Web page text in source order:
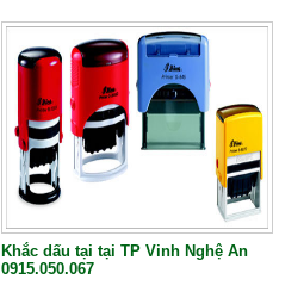
Khắc dấu tại tại TP Vinh Nghệ An
0915.050.067